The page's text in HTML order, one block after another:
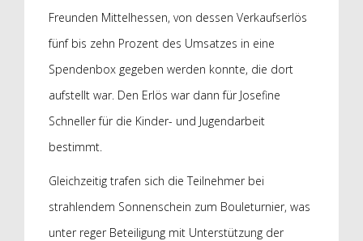
Freunden Mittelhessen, von dessen Verkaufserlös
fünf bis zehn Prozent des Umsatzes in eine
Spendenbox gegeben werden konnte, die dort
aufstellt war. Den Erlös war dann für Josefine
Schneller für die Kinder- und Jugendarbeit
bestimmt.
Gleichzeitig trafen sich die Teilnehmer bei
strahlendem Sonnenschein zum Bouleturnier, was
unter reger Beteiligung mit Unterstützung der